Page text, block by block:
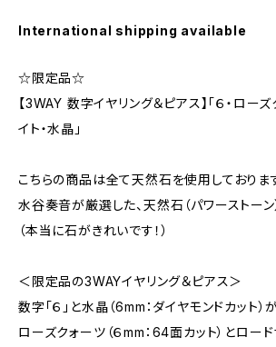
International shipping available
☆限定品☆
【3WAY 数字イヤリング＆ピアス】「６・ロー
イト・水晶」
こちらの商品は全て天然石を使用しておりま
水谷奏音が厳選した、天然石（パワーストーン
（本当に石がきれいです！）
＜限定品の3WAYイヤリング＆ピアス＞
数字「６」と水晶（6mm：ダイヤモンドカット）
ローズクォーツ（６mm：64面カット）とロード